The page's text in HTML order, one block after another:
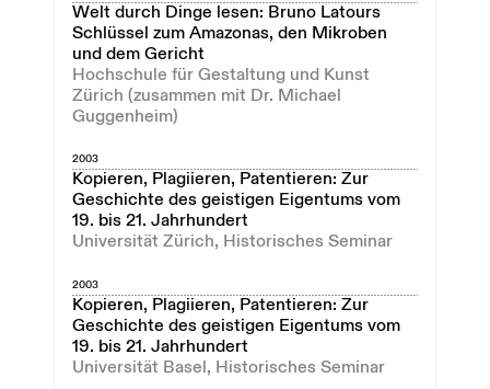
Welt durch Dinge lesen: Bruno Latours
Schlüssel zum Amazonas, den Mikroben
und dem Gericht
Hochschule für Gestaltung und Kunst
Zürich (zusammen mit Dr. Michael
Guggenheim)
2003
Kopieren, Plagiieren, Patentieren: Zur
Geschichte des geistigen Eigentums vom
19. bis 21. Jahrhundert
Universität Zürich, Historisches Seminar
2003
Kopieren, Plagiieren, Patentieren: Zur
Geschichte des geistigen Eigentums vom
19. bis 21. Jahrhundert
Universität Basel, Historisches Seminar